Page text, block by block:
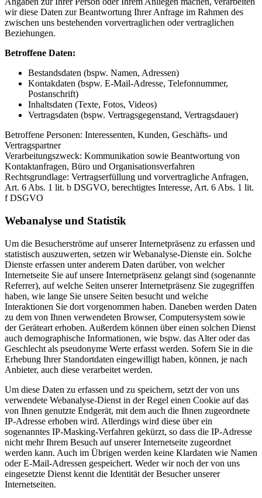
wir diese Daten zur Beantwortung Ihrer Anfrage im Rahmen des
zwischen uns bestehenden vorvertraglichen oder vertraglichen
Beziehungen.
Betroffene Daten:
Bestandsdaten (bspw. Namen, Adressen)
Kontakdaten (bspw. E-Mail-Adresse, Telefonnummer,
Postanschrift)
Inhaltsdaten (Texte, Fotos, Videos)
Vertragsdaten (bspw. Vertragsgegenstand, Vertragsdauer)
Betroffene Personen: Interessenten, Kunden, Geschäfts- und
Vertragspartner
Verarbeitungszweck: Kommunikation sowie Beantwortung von
Kontaktanfragen, Büro und Organisationsverfahren
Rechtsgrundlage: Vertragserfüllung und vorvertragliche Anfragen,
Art. 6 Abs. 1 lit. b DSGVO, berechtigtes Interesse, Art. 6 Abs. 1 lit.
f DSGVO
Webanalyse und Statistik
Um die Besucherströme auf unserer Internetpräsenz zu erfassen und
statistisch auszuwerten, setzen wir Webanalyse-Dienste ein. Solche
Dienste erfassen unter anderem Daten darüber, von welcher
Internetseite Sie auf unsere Internetpräsenz gelangt sind (sogenannte
Referrer), auf welche Seiten unserer Internetpräsenz Sie zugegriffen
haben, wie lange Sie unsere Seiten besucht und welche
Interaktionen Sie dort vorgenommen haben. Daneben werden Daten
zu dem von Ihnen verwendeten Browser, Computersystem sowie
der Geräteart erhoben. Außerdem können über einen solchen Dienst
auch demographische Informationen, wie bspw. das Alter oder das
Geschlecht als pseudonyme Werte erfasst werden. Sofern Sie in die
Erhebung Ihrer Standortdaten eingewilligt haben, können, je nach
Anbieter, auch diese verarbeitet werden.
Um diese Daten zu erfassen und zu speichern, setzt der von uns
verwendete Webanalyse-Dienst in der Regel einen Cookie auf das
von Ihnen genutzte Endgerät, mit dem auch die Ihnen zugeordnete
IP-Adresse erhoben wird. Allerdings wird diese über ein
sogenanntes IP-Masking-Verfahren gekürzt, so dass die IP-Adresse
nicht mehr Ihrem Besuch auf unserer Internetseite zugeordnet
werden kann. Auch im Übrigen werden keine Klardaten wie Namen
oder E-Mail-Adressen gespeichert. Weder wir noch der von uns
eingesetzte Dienst kennt die Identität der Besucher unserer
Internetseiten.